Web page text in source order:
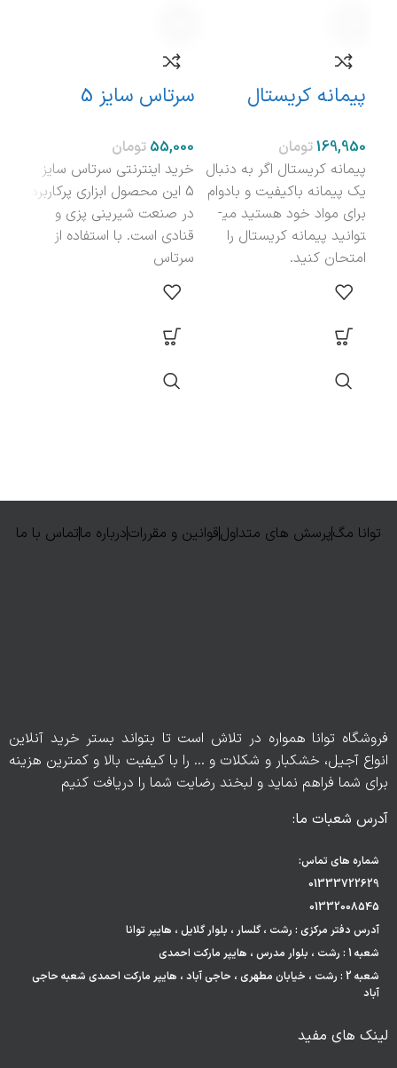
پیمانه کریستال
تومان
پیمانه کریستال اگر به دنبال
یک پیمانه باکیفیت و بادوام
برای مواد خود هستید می­
توانید پیمانه کریستال را
امتحان کنید.
سرتاس سایز 5
تومان
خرید اینترنتی سرتاس سایز
5 این محصول ابزاری پرکاربرد
در صنعت شیرینی پزی و
قنادی است. با استفاده از
سرتاس
توانا مگپرسش های متداولقوانین و مقرراتدرباره ماتماس با ما
فروشگاه توانا همواره در تلاش است تا بتواند بستر خرید آنلاین
انواع آجیل، خشکبار و شکلات و … را با کیفیت بالا و کمترین هزینه
برای شما فراهم نماید و لبخند رضایت شما را دریافت کنیم
آدرس شعبات ما:
شماره های تماس:
01333722629
01332008545
آدرس دفتر مرکزی : رشت ، گلسار ، بلوار گلایل ، هایپر توانا
شعبه 1 : رشت ، بلوار مدرس ، هایپر مارکت احمدی
شعبه 2 : رشت ، خیابان مطهری ، حاجی آباد ، هایپر مارکت احمدی شعبه حاجی
آباد
لینک های مفید